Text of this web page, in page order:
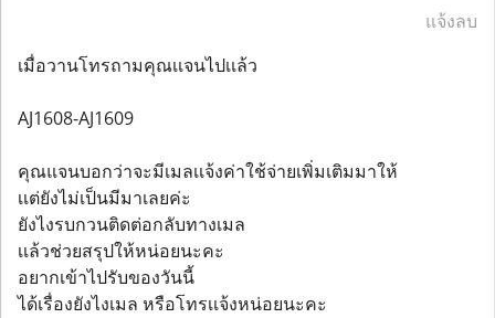
แจ้งลบ
เมื่อวานโทรถามคุณเเจนไปเเล้ว
AJ1608-AJ1609
คุณแจนบอกว่าจะมีเมลเเจ้งค่าใช้จ่ายเพิ่มเติมมาให้
เเต่ยังไม่เป็นมีมาเลยค่ะ
ยังไงรบกวนติดต่อกลับทางเมล
เเล้วช่วยสรุปให้หน่อยนะคะ
อยากเข้าไปรับของวันนี้
ได้เรื่องยังไงเมล หรือโทรเเจ้งหน่อยนะคะ